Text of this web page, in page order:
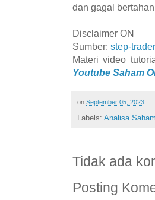
dan gagal
Disclaimer ON
Sumber: step-trader
Materi video
Youtube Saham
on September 05, 2023
Labels: Analisa Saham
Tidak ada
Posting